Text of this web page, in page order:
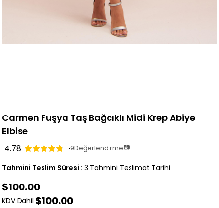
Carmen Fuşya Taş Bağcıklı Midi Krep Abiye
Elbise
4.78 9Değerlendirme📷
Tahmini Teslim Süresi : 3 Tahmini Teslimat Tarihi
$100.00
KDV Dahil $100.00